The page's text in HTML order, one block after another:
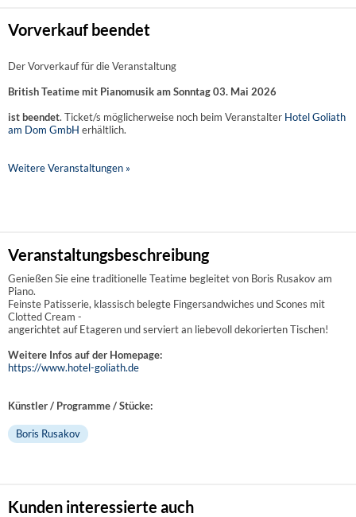
Vorverkauf beendet
Der Vorverkauf für die Veranstaltung
British Teatime mit Pianomusik am Sonntag 03. Mai 2026
ist beendet. Ticket/s möglicherweise noch beim Veranstalter Hotel Goliath
am Dom GmbH erhältlich.
Weitere Veranstaltungen »
Veranstaltungsbeschreibung
Genießen Sie eine traditionelle Teatime begleitet von Boris Rusakov am
Piano.
Feinste Patisserie, klassisch belegte Fingersandwiches und Scones mit
Clotted Cream -
angerichtet auf Etageren und serviert an liebevoll dekorierten Tischen!
Weitere Infos auf der Homepage:
https://www.hotel-goliath.de
Künstler / Programme / Stücke:
Boris Rusakov
Kunden interessierte auch